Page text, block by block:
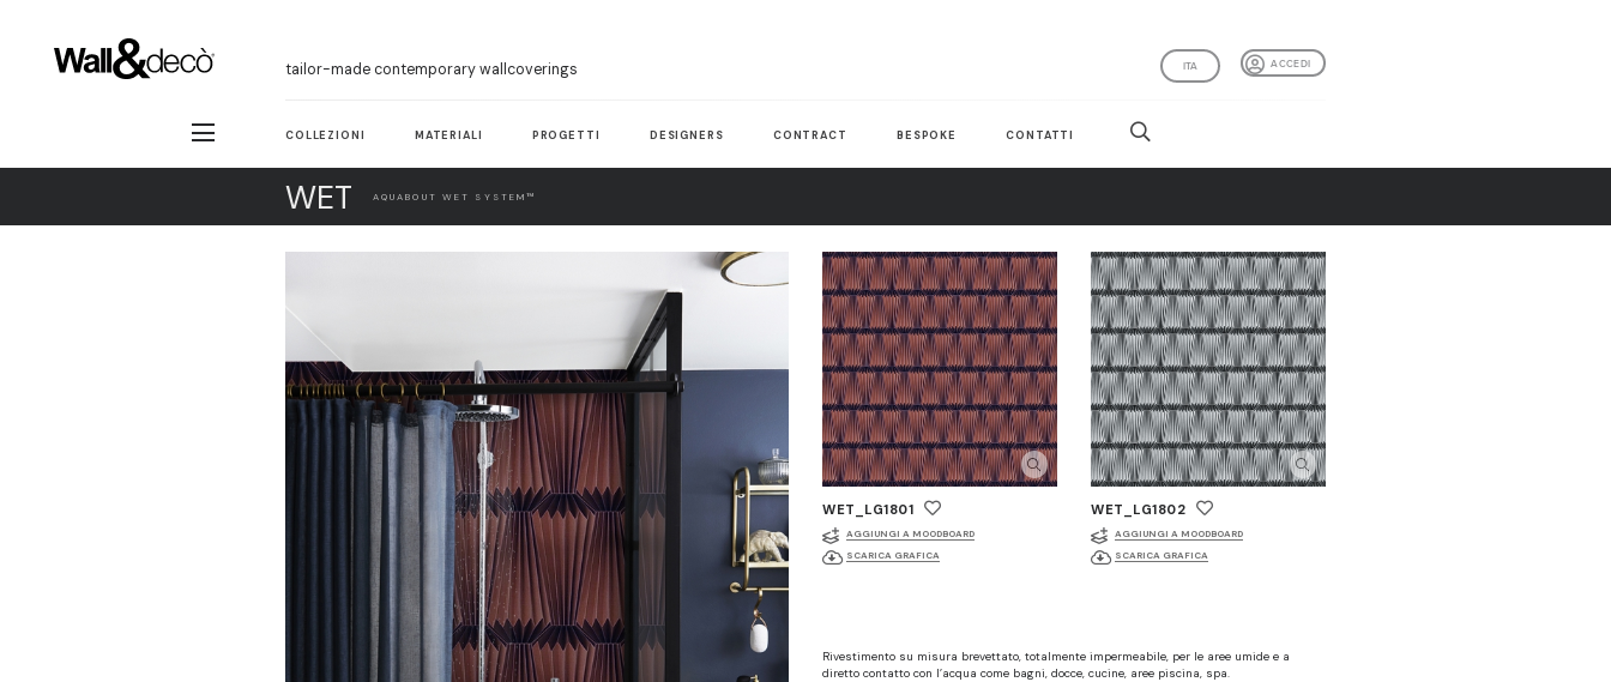
tailor-made contemporary wallcoverings ACCEDI
ITA
COLLEZIONI MATERIALI PROGETTI DESIGNERS CONTRACT BESPOKE CONTATTI
WET AQUABOUT WET SYSTEM™
WET_LG1801
AGGIUNGI A MOODBOARD
SCARICA GRAFICA
WET_LG1802
AGGIUNGI A MOODBOARD
SCARICA GRAFICA
Rivestimento su misura brevettato, totalmente impermeabile, per le aree umide e a
diretto contatto con l’acqua come bagni, docce, cucine, aree piscina, spa.